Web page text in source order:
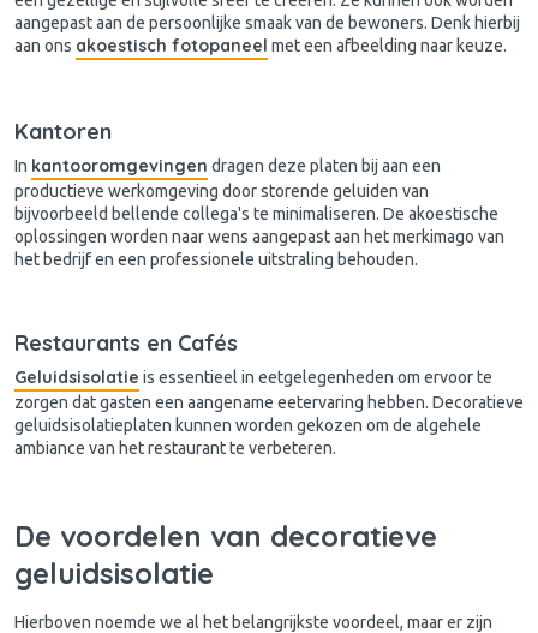
aangepast aan de persoonlijke smaak van de bewoners. Denk hierbij
aan ons akoestisch fotopaneel met een afbeelding naar keuze.
Kantoren
In kantooromgevingen dragen deze platen bij aan een
productieve werkomgeving door storende geluiden van
bijvoorbeeld bellende collega's te minimaliseren. De akoestische
oplossingen worden naar wens aangepast aan het merkimago van
het bedrijf en een professionele uitstraling behouden.
Restaurants en Cafés
Geluidsisolatie is essentieel in eetgelegenheden om ervoor te
zorgen dat gasten een aangename eetervaring hebben. Decoratieve
geluidsisolatieplaten kunnen worden gekozen om de algehele
ambiance van het restaurant te verbeteren.
De voordelen van decoratieve
geluidsisolatie
Hierboven noemde we al het belangrijkste voordeel, maar er zijn